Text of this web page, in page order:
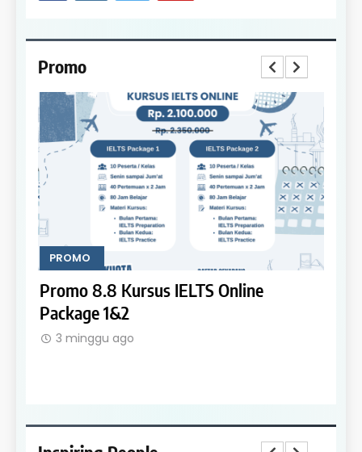
Promo
PROMO
Promo 8.8 Kursus IELTS Online
Package 1&2
3 minggu ago